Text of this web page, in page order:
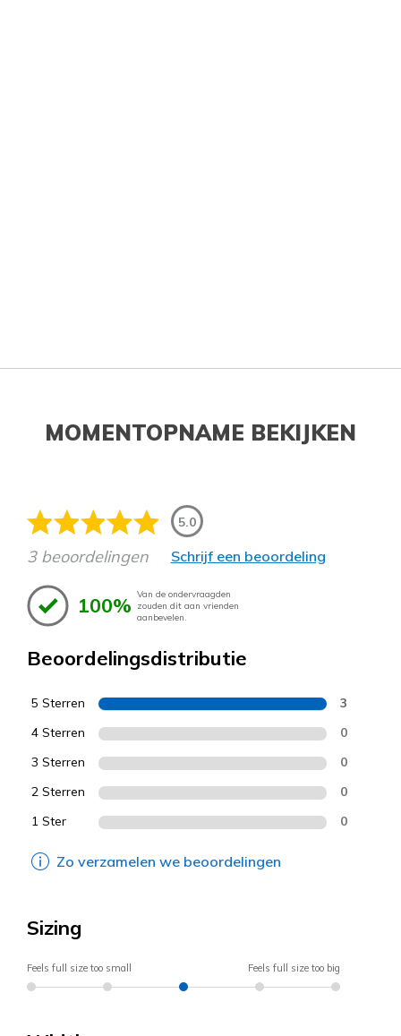
MOMENTOPNAME BEKIJKEN
5.0
3 beoordelingen Schrijf een beoordeling
100% Van de ondervraagden
zouden dit aan vrienden
aanbevelen.
Beoordelingsdistributie
5 Sterren 3
4 Sterren 0
3 Sterren 0
2 Sterren 0
1 Ster 0
Zo verzamelen we beoordelingen
Sizing
Feels full size too small Feels full size too big